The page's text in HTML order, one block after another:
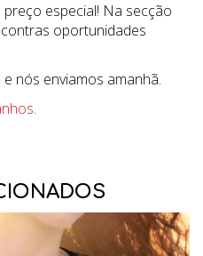
especial! Na secção
oportunidades
nós enviamos amanhã.
.